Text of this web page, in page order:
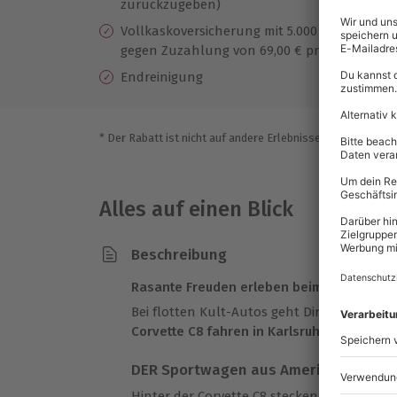
zurückzugeben)
Vollkaskoversicherung mit 5.000 €
gegen Zuzahlung von 69,00 € pro Tag auf
Endreinigung
* Der Rabatt ist nicht auf andere Erlebnisse bei der
Alles auf einen Blick
Beschreibung
Rasante Freuden erleben beim
Bei flotten Kult-Autos geht Dir das Herz
Corvette C8 fahren in Karlsruhe
DER Sportwagen aus Amerika